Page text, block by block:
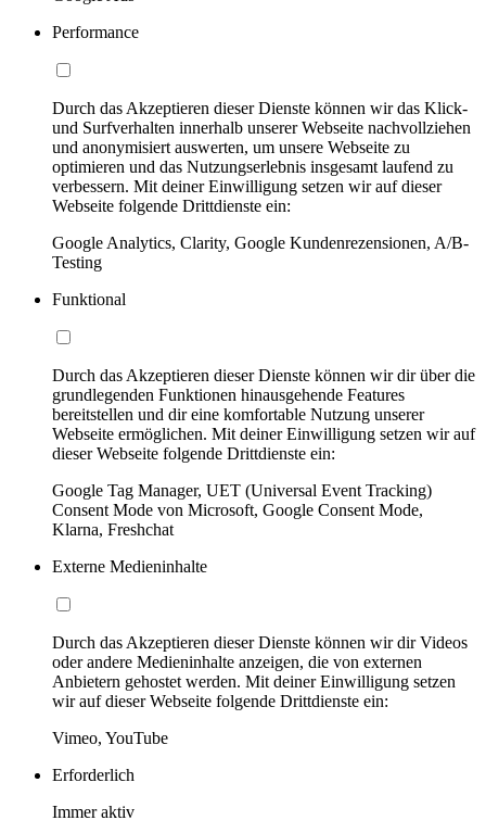
Performance
Durch das Akzeptieren dieser Dienste können wir das Klick-
und Surfverhalten innerhalb unserer Webseite nachvollziehen
und anonymisiert auswerten, um unsere Webseite zu
optimieren und das Nutzungserlebnis insgesamt laufend zu
verbessern. Mit deiner Einwilligung setzen wir auf dieser
Webseite folgende Drittdienste ein:
Google Analytics, Clarity, Google Kundenrezensionen, A/B-
Testing
Funktional
Durch das Akzeptieren dieser Dienste können wir dir über die
grundlegenden Funktionen hinausgehende Features
bereitstellen und dir eine komfortable Nutzung unserer
Webseite ermöglichen. Mit deiner Einwilligung setzen wir auf
dieser Webseite folgende Drittdienste ein:
Google Tag Manager, UET (Universal Event Tracking)
Consent Mode von Microsoft, Google Consent Mode,
Klarna, Freshchat
Externe Medieninhalte
Durch das Akzeptieren dieser Dienste können wir dir Videos
oder andere Medieninhalte anzeigen, die von externen
Anbietern gehostet werden. Mit deiner Einwilligung setzen
wir auf dieser Webseite folgende Drittdienste ein:
Vimeo, YouTube
Erforderlich
Immer aktiv